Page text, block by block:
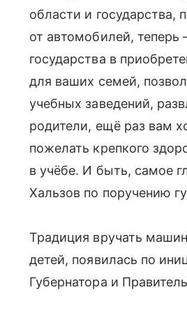
области и государства,
от автомобилей,
государства в
для ваших семей,
учебных заведений,
родители, ещё раз вам
пожелать крепкого
в учёбе. И быть, самое
Хальзов по поручению
Традиция вручать
детей, появилась по
Губернатора и